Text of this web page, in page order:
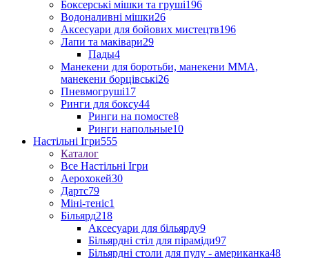
Боксерські мішки та груші196
Водоналивні мішки26
Аксесуари для бойових мистецтв196
Лапи та маківари29
Пады4
Манекени для боротьби, манекени ММА,
манекени борцівські26
Пневмогруші17
Ринги для боксу44
Ринги на помосте8
Ринги напольные10
Настільні Ігри555
Каталог
Все Настільні Ігри
Аерохокей30
Дартс79
Міні-теніс1
Більярд218
Аксесуари для більярду9
Більярдні стіл для піраміди97
Більярдні столи для пулу - американка48